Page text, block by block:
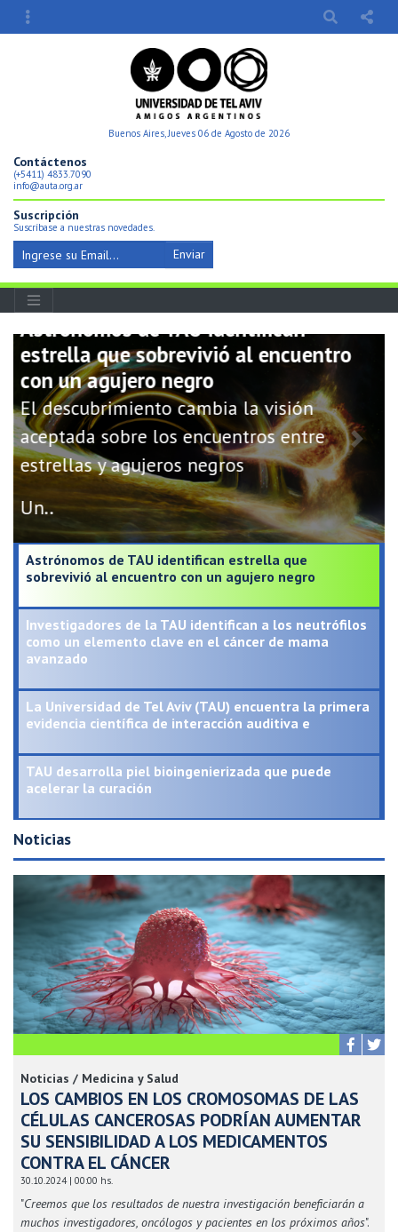
Buenos Aires, Jueves 06 de Agosto de 2026
Contáctenos
(+5411) 4833.7090
info@auta.org.ar
Suscripción
Suscríbase a nuestras novedades.
Enviar
Astrónomos de TAU identifican
estrella que sobrevivió al encuentro
con un agujero negro
El descubrimiento cambia la visión
aceptada sobre los encuentros entre
estrellas y agujeros negros
Un..
Previous Next
Astrónomos de TAU identifican estrella que
sobrevivió al encuentro con un agujero negro
Investigadores de la TAU identifican a los neutrófilos
como un elemento clave en el cáncer de mama
avanzado
La Universidad de Tel Aviv (TAU) encuentra la primera
evidencia científica de interacción auditiva e
TAU desarrolla piel bioingenierizada que puede
acelerar la curación
Noticias
Noticias / Medicina y Salud
LOS CAMBIOS EN LOS CROMOSOMAS DE LAS
CÉLULAS CANCEROSAS PODRÍAN AUMENTAR
SU SENSIBILIDAD A LOS MEDICAMENTOS
CONTRA EL CÁNCER
30.10.2024 | 00:00 hs.
"Creemos que los resultados de nuestra investigación beneficiarán a
muchos investigadores, oncólogos y pacientes en los próximos años".